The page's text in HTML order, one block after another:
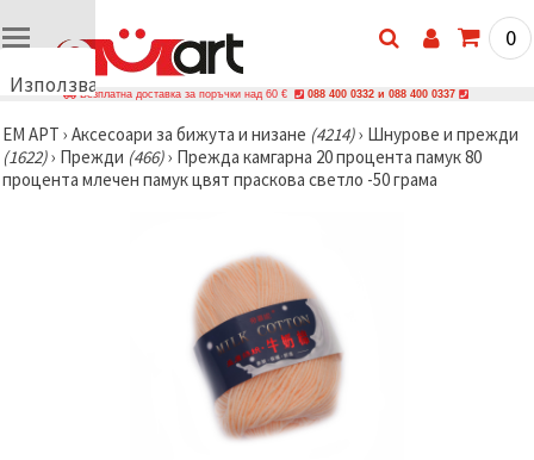
Използваме
🍪
Използваме
бисквитки
0
Безплатна доставка за поръчки над 60 € 088 400 0332 и 088 400 0337
ЕМ АРТ › Аксесоари за бижута и низане (4214)› Шнурове и прежди
(1622)› Прежди (466)› Прежда камгарна 20 процента памук 80
процента млечен памук цвят праскова светло -50 грама